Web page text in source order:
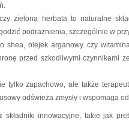
zielona herbata to naturalne
podrażnienia, szczególnie w
shea, olejek arganowy czy
przed szkodliwymi czynnikami
tylko zapachowo, ale także
odświeża zmysły i wspomaga
innowacyjne, takie jak